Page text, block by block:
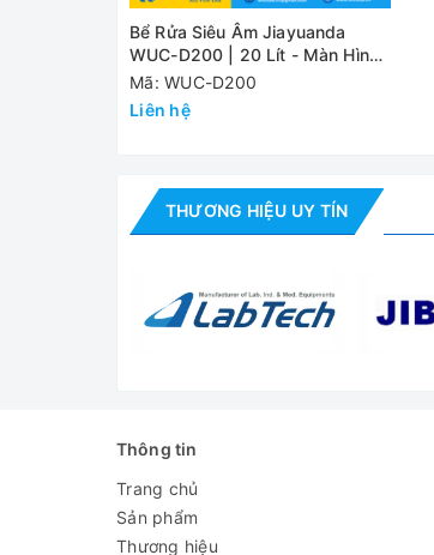
Dung tích 20 lít
Tần số siêu âm 40 KHz
Nhiệt độ cài đặt
đặt
Công suất siêu
Kích thước
trong bể
330x300x200mm
Van xả
Đánh giá
Bể Rửa Siêu Âm Jiayuanda
WUC-D200 | 20 Lít - Màn Hình
LED
Mã: WUC-D200
Liên hệ
THƯƠNG HIỆU UY TÍN
Thông tin
Trang chủ
Sản phẩm
Thương hiệu